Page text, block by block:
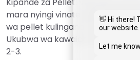
mara nyingi vinatengenezwa
wa pellet kulingana na mahitaji
Ukubwa wa kawaida wa pellet
2-3.
👋 Hi there!
our website.
Let me